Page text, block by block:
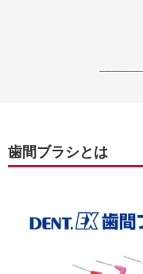
歯間ブラシとは